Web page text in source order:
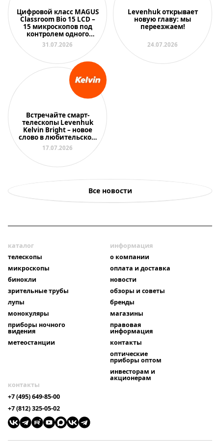
Цифровой класс MAGUS
Classroom Bio 15 LCD –
15 микроскопов под
контролем одного
преподавателя
31.07.2026
Levenhuk открывает
новую главу: мы
переезжаем!
24.07.2026
Встречайте смарт-
телескопы Levenhuk
Kelvin Bright – новое
слово в любительской
астрономии
17.07.2026
Все новости
каталог
телескопы
микроскопы
бинокли
зрительные трубы
лупы
монокуляры
приборы ночного
видения
метеостанции
информация
о компании
оплата и доставка
новости
обзоры и советы
бренды
магазины
правовая
информация
контакты
оптические
приборы оптом
инвесторам и
акционерам
контакты
+7 (495) 649-85-00
+7 (812) 325-05-02